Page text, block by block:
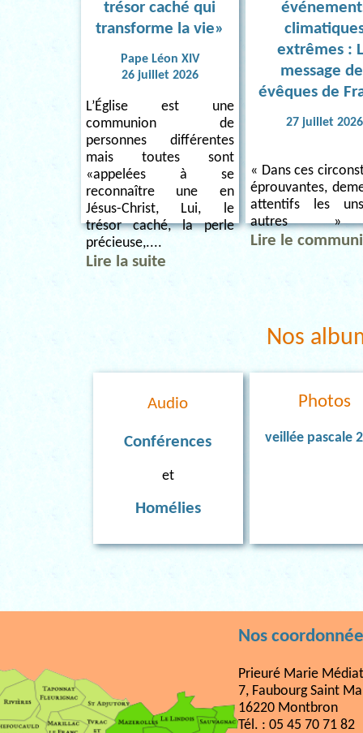
trésor caché qui
transforme la vie»
Pape Léon XIV
26 juillet 2026
L’Église est une
communion de
personnes différentes
mais toutes sont
«appelées à se
reconnaître une en
Jésus-Christ, Lui, le
trésor caché, la perle
précieuse,....
Lire la suite
extrêmes :
message
évêques de
27 juillet 2026
« Dans ces
éprouvantes,
attentifs les
autres
Lire le
Nos
Audio
Conférences
et
Homélies
Photos
veillée pascale
Nos
Prieuré Marie
7, Faubourg Saint
16220 Montbron
Tél. : 05 45 70 71 82